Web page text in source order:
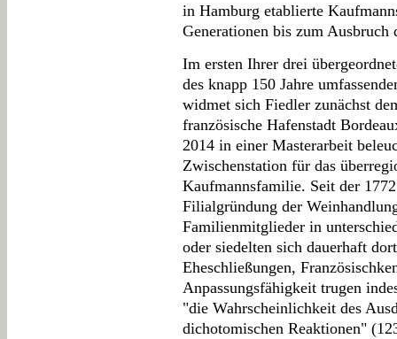
in Hamburg etablierte
Generationen bis zum Ausbruch
Im ersten Ihrer drei
des knapp 150 Jahre
widmet sich Fiedler zunächst
französische Hafenstadt
2014 in einer Masterarbeit
Zwischenstation für das
Kaufmannsfamilie. Seit der
Filialgründung der
Familienmitglieder in
oder siedelten sich dauerhaft
Eheschließungen,
Anpassungsfähigkeit trugen
"die Wahrscheinlichkeit des
dichotomischen Reaktionen"